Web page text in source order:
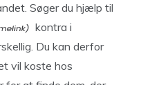
Søger du hjælp til
kontra i
Du kan derfor
vil koste hos